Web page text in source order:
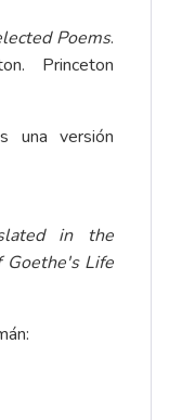
Poems.
Princeton
una versión
in the
Goethe's Life
: